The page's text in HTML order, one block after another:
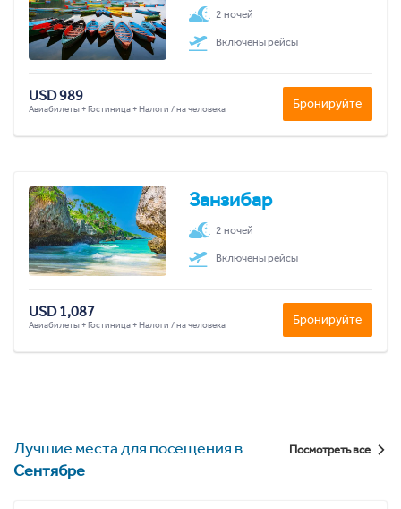
2 ночей
Включены рейсы
USD 989
Авиабилеты + Гостиница + Налоги / на человека Бронируйте
Занзибар
2 ночей
Включены рейсы
USD 1,087
Авиабилеты + Гостиница + Налоги / на человека Бронируйте
Лучшие места для посещения в
Сентябре
Посмотреть все